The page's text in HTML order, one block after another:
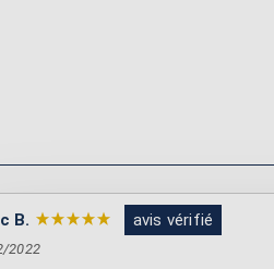
B. avis vérifié
2022